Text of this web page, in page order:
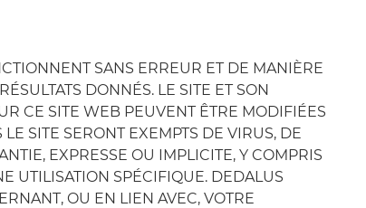
SANS ERREUR ET DE MANIÈRE
DONNÉS. LE SITE ET SON
CE SITE WEB PEUVENT ÊTRE MODIFIÉES
SITE SERONT EXEMPTS DE VIRUS, DE
EXPRESSE OU IMPLICITE, Y COMPRIS
UTILISATION SPÉCIFIQUE. DEDALUS
OU EN LIEN AVEC, VOTRE